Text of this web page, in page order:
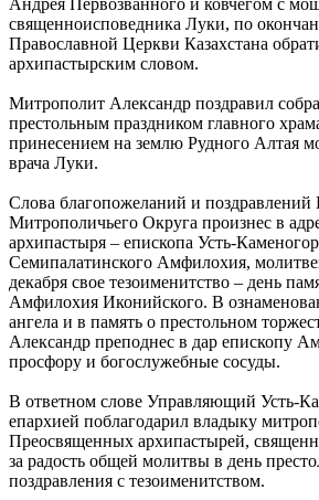
священноисповедника Луки, по
Православной Церкви Казахстана
архипастырским словом.
Митрополит Александр поздравил
престольным праздником главного
принесением на землю Рудного Алтая
врача Луки.
Слова благопожеланий и поздравлений
Митрополичьего Округа произнес в
архипастыря – епископа Усть-
Семипалатинского Амфилохия,
декабря свое тезоименитство – день
Амфилохия Иконийского. В
ангела и в память о престольном
Александр преподнес в дар епископу
просфору и богослужебные сосуды.
В ответном слове Управляющий Усть-
епархией поблагодарил владыку
Преосвященных архипастырей,
за радость общей молитвы в день
поздравления с тезоименитством.